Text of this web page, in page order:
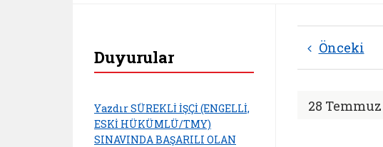
Diyarbakır Aile ve
Duyurular
Yazdır SÜREKLİ İŞÇİ (ENGELLİ,
ESKİ HÜKÜMLÜ/TMY)
SINAVINDA BAŞARILI OLAN
Önceki
28